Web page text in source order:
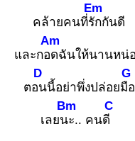
คล้ายคนที่รัก
Em
กันดี
และกอด
Am
ฉันให้นานหน่
ตอน
D
นี้อย่าพึ่งปล่อยมือ
G
เลยนะ
Bm
.. คนดี
C